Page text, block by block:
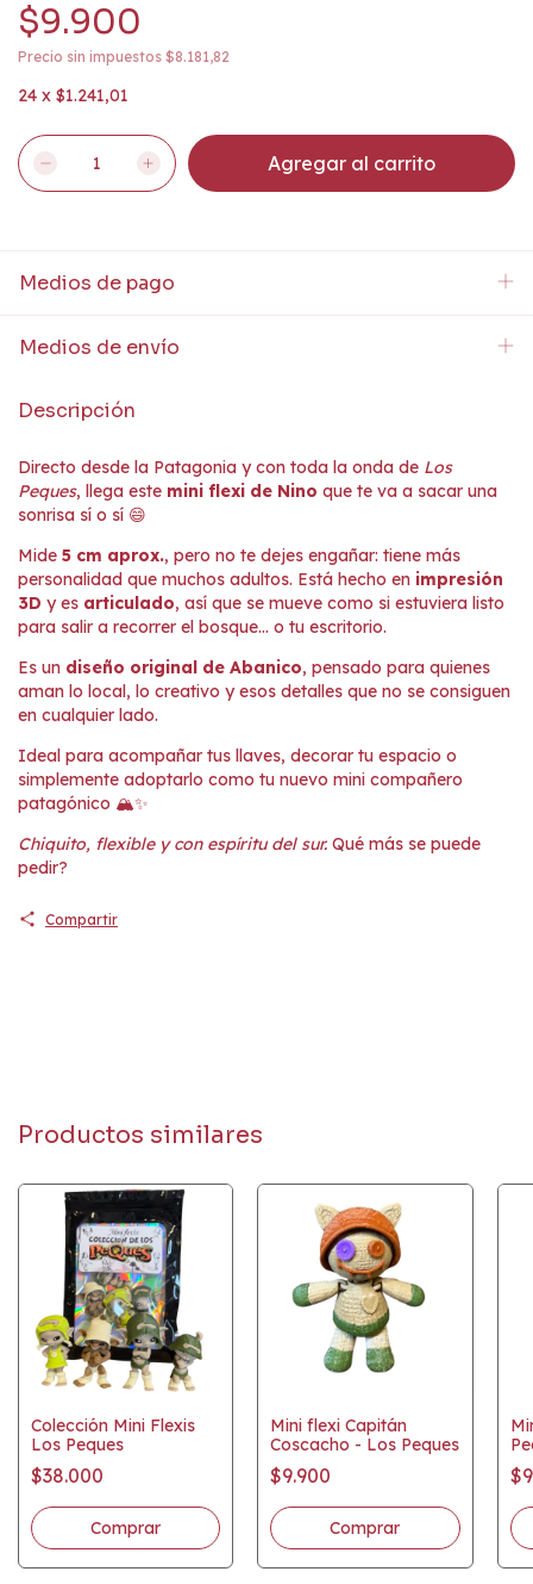
$9.900
Precio sin impuestos $8.181,82
24 x $1.241,01
Medios de pago
Medios de envío
Descripción
Directo desde la Patagonia y con toda la onda de Los
Peques, llega este mini flexi de Nino que te va a sacar una
sonrisa sí o sí 😄
Mide 5 cm aprox., pero no te dejes engañar: tiene más
personalidad que muchos adultos. Está hecho en impresión
3D y es articulado, así que se mueve como si estuviera listo
para salir a recorrer el bosque… o tu escritorio.
Es un diseño original de Abanico, pensado para quienes
aman lo local, lo creativo y esos detalles que no se consiguen
en cualquier lado.
Ideal para acompañar tus llaves, decorar tu espacio o
simplemente adoptarlo como tu nuevo mini compañero
patagónico 🏔️✨
Chiquito, flexible y con espíritu del sur. Qué más se puede
pedir?
Compartir
Productos similares
Colección Mini Flexis
Los Peques
$38.000
Comprar
Mini flexi Capitán
Coscacho - Los Peques
$9.900